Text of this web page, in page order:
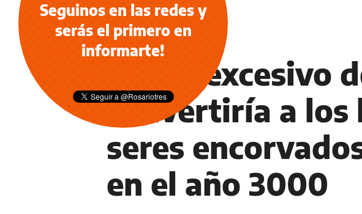
INFORMACIÓN GENERAL
El uso excesivo
convertiría a los
seres
en el año 3000
Seguinos en las redes y
serás el primero en
informarte!